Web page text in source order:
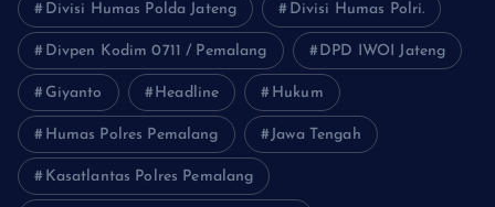
Divisi Humas Polda Jateng Divisi Humas Polri.
Divpen Kodim 0711 / Pemalang DPD IWOI Jateng
Giyanto Headline Hukum
Humas Polres Pemalang Jawa Tengah
Kasatlantas Polres Pemalang